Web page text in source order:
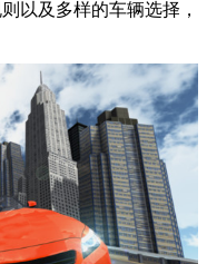
以及多样的车辆选择，